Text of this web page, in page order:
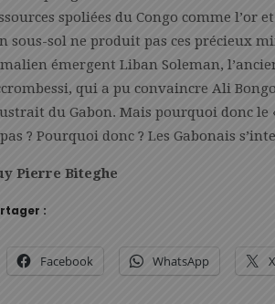
spoliées du Congo comme
sous-sol ne produit pas ces précieux
émergent Liban Soleman,
qui a pu convaincre Ali
du Gabon. Mais pourquoi donc
? Pourquoi donc ? Les Gabonais
Pierre Biteghe
:
Facebook WhatsApp X